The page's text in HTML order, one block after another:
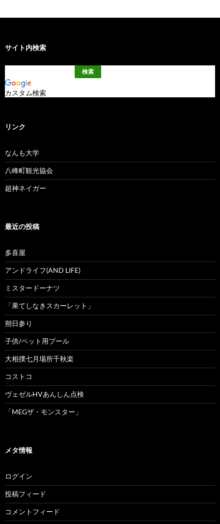
サイト内検索
カスタム検索
リンク
なんも大学
八峰町観光協会
超神ネイガー
最近の投稿
多喜屋
アンドライフ(AND LIFE)
ミスタードーナツ
「果てしなきスカーレット」
朔日参り
子供/ペット用プール
大相撲七月場所千秋楽
コストコ
ヴェゼルHVあんしん点検
「MEGザ・モンスター」
メタ情報
ログイン
投稿フィード
コメントフィード